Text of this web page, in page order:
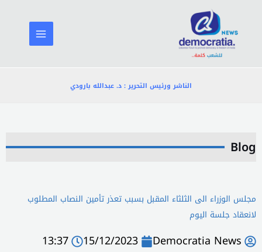
المحتوى
الناشر ورئيس التحرير : د. عبدالله بارودي
Blog
مجلس الوزراء الى الثلثاء المقبل بسبب تعذر تأمين النصاب المطلوب
لانعقاد جلسة اليوم
Democratia News
15/12/2023
13:37